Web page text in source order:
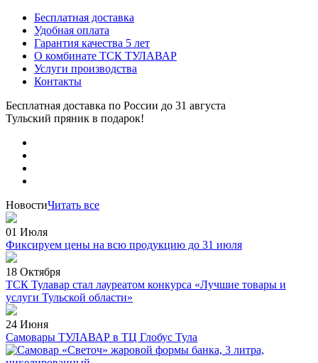
Бесплатная доставка
Удобная оплата
Гарантия качества 5 лет
О комбинате ТСК ТУЛАВАР
Услуги производства
Контакты
Бесплатная доставка по России до 31 августа
Тульский пряник в подарок!
НовостиЧитать все
01 Июля
Фиксируем цены на всю продукцию до 31 июля
18 Октября
ТСК Тулавар стал лауреатом конкурса «Лучшие товары и
услуги Тульской области»
24 Июня
Самовары ТУЛАВАР в ТЦ Глобус Тула